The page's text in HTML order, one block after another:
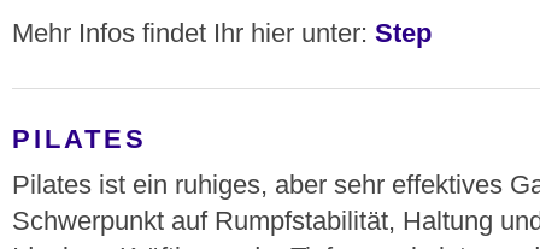
Mehr Infos findet Ihr hier unter: Step
PILATES
Pilates ist ein ruhiges, aber sehr effektives
Schwerpunkt auf Rumpfstabilität, Haltung